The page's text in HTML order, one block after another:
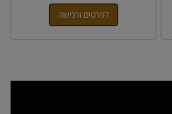
לפרטים ורכישה